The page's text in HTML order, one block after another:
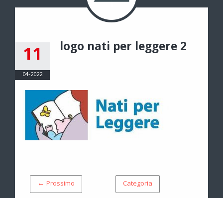
11
04-2022
logo nati per leggere 2
← Prossimo Categoria